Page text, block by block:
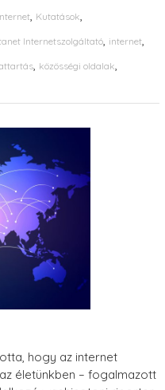
, Kutatások,
Internetszolgáltató, internet,
, közösségi oldalak,
hogy az internet
életünkben – fogalmazott